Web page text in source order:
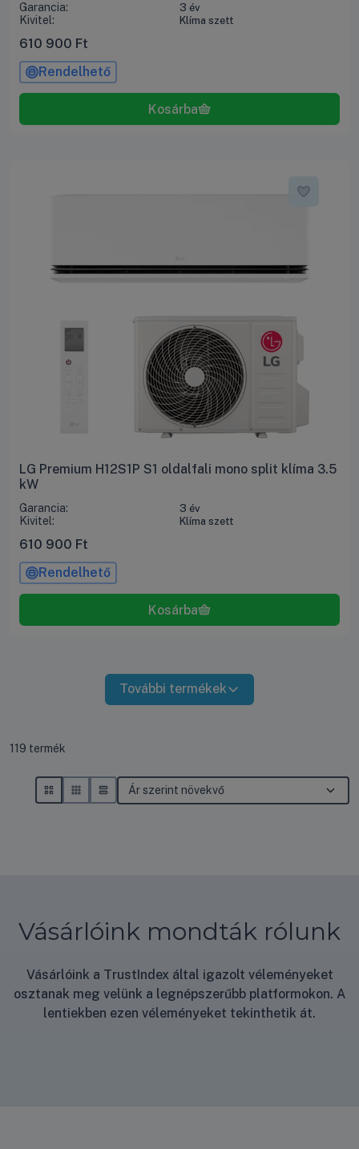
Garancia: 3 év
Kivitel: Klíma szett
610 900 Ft
Rendelhető
LG Premium H12S1P S1 oldalfali mono split klíma 3.5
kW
Garancia: 3 év
Kivitel: Klíma szett
610 900 Ft
Rendelhető
További termékek
Összes termék a kategóriában
119 termék
Vásárlóink mondták rólunk
Vásárlóink a TrustIndex által igazolt véleményeket
osztanak meg velünk a legnépszerűbb platformokon. A
lentiekben ezen véleményeket tekinthetik át.